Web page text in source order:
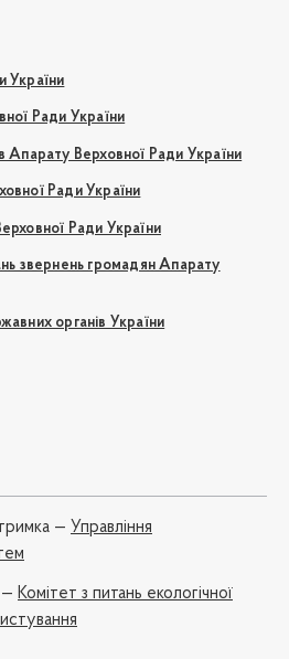
України
Ради України
Апарату Верховної Ради України
Ради України
Ради України
звернень громадян Апарату
органів України
— Управління
— Комітет з питань екологічної